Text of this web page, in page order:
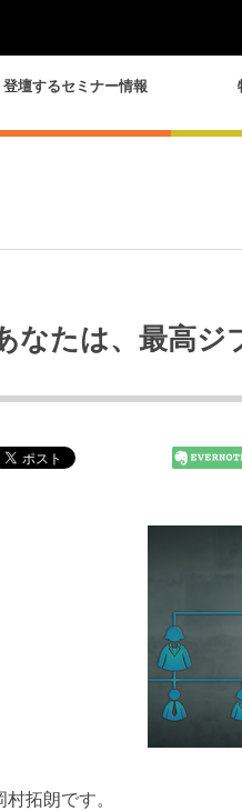
壇するセミナー情報
なたは、最高ジ
村拓朗です。